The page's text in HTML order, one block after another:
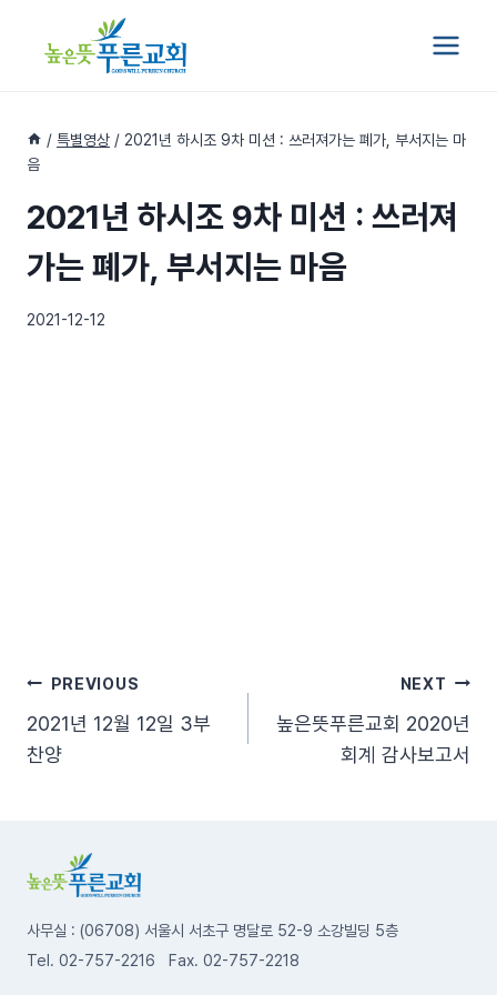
/ 특별영상 / 2021년 하시조 9차 미션 : 쓰러져가는 폐가, 부서지는 마
음
2021년 하시조 9차 미션 : 쓰러져
가는 폐가, 부서지는 마음
2021-12-12
글
탐
PREVIOUS
2021년 12월 12일 3부
찬양
NEXT
높은뜻푸른교회 2020년
회계 감사보고서
사무실 : (06708) 서울시 서초구 명달로 52-9 소강빌딩 5층
Tel. 02-757-2216 Fax. 02-757-2218